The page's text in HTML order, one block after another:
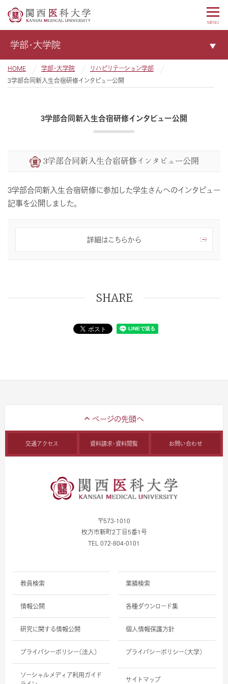
MENU
学部・大学院
HOME 学部・大学院
リハビリテーション学部
3学部合同新入生合宿研修インタビュー公開
3学部合同新入生合宿研修インタビュー公開
3学部合同新入生合宿研修インタビュー公開
3学部合同新入生合宿研修に参加した学生さんへのインタビュー
記事を公開しました。
詳細はこちらから
SHARE
交通アクセス 資料請求・資料閲覧 お問い合わせ
〒573-1010
枚方市新町2丁目5番1号
TEL 072-804-0101
教員検索 業績検索
情報公開 各種ダウンロード集
研究に関する情報公開 個人情報保護方針
プライバシーポリシー（法人） プライバシーポリシー（大学）
ソーシャルメディア利用ガイド
サイトマップ